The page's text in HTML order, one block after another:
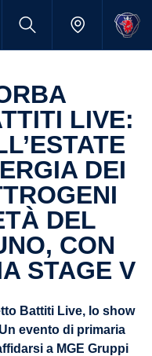
LIVE:
DEI
DEL
CON
STAGE V
Battiti Live, lo show
evento di primaria
a MGE Gruppi